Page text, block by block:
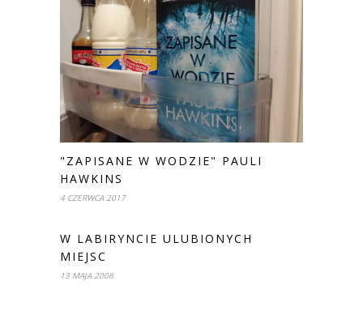
"ZAPISANE W WODZIE" PAULI
HAWKINS
4 CZERWCA 2017
W LABIRYNCIE ULUBIONYCH
MIEJSC
13 MAJA 2008